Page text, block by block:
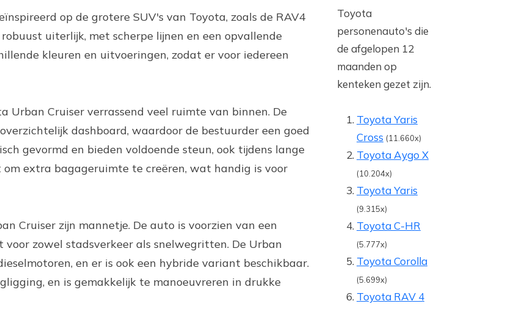
op de grotere SUV's van Toyota, zoals de RAV4
uiterlijk, met scherpe lijnen en een opvallende
kleuren en uitvoeringen, zodat er voor iedereen
Urban Cruiser verrassend veel ruimte van binnen. De
dashboard, waardoor de bestuurder een goed
gevormd en bieden voldoende steun, ook tijdens lange
extra bagageruimte te creëren, wat handig is voor
Cruiser zijn mannetje. De auto is voorzien van een
zowel stadsverkeer als snelwegritten. De Urban
en er is ook een hybride variant beschikbaar.
en is gemakkelijk te manoeuvreren in drukke
Toyota
personenauto's die
de afgelopen 12
maanden op
kenteken gezet zijn.
Toyota Yaris
Cross (11.660x)
Toyota Aygo X
(10.204x)
Toyota Yaris
(9.315x)
Toyota C-HR
(5.777x)
Toyota Corolla
(5.699x)
Toyota RAV 4